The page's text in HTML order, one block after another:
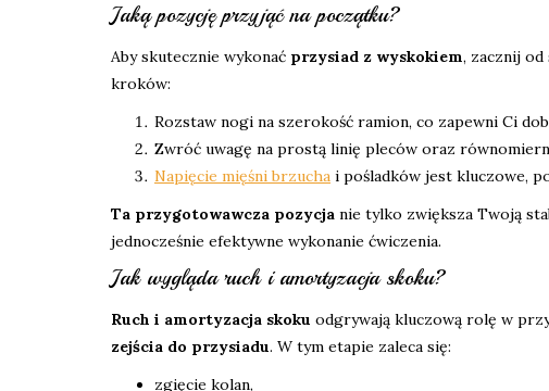
Jaką pozycję przyjąć na początku?
Aby skutecznie wykonać przysiad z wyskokiem, zacznij
kroków:
Rozstaw nogi na szerokość ramion, co zapewni Ci
Zwróć uwagę na prostą linię pleców oraz
Napięcie mięśni brzucha i pośladków jest kluczowe,
Ta przygotowawcza pozycja nie tylko zwiększa Twoją
jednocześnie efektywne wykonanie ćwiczenia.
Jak wygląda ruch i amortyzacja skoku?
Ruch i amortyzacja skoku odgrywają kluczową rolę w
zejścia do przysiadu. W tym etapie zaleca się:
zgięcie kolan,